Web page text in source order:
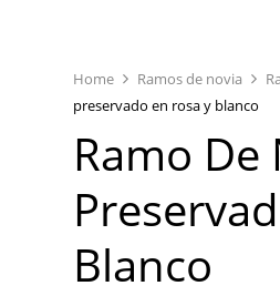
Home Ramos de novia
preservado en rosa y blanco
Ramo De
Blanco